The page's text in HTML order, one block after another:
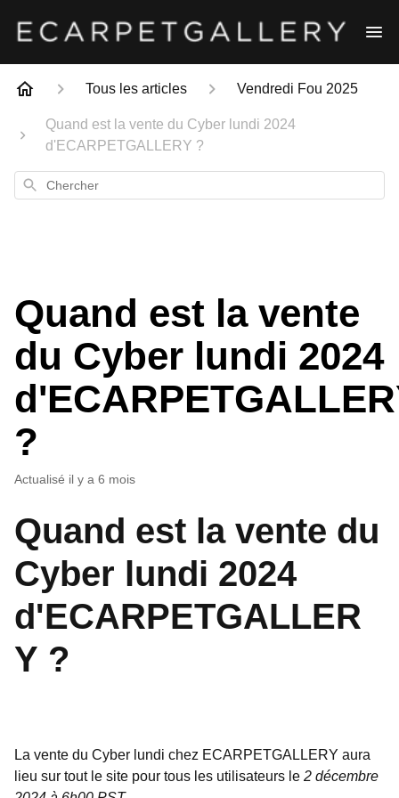
Tous les articles Vendredi Fou 2025
Quand est la vente du Cyber lundi 2024
d'ECARPETGALLERY ?
Chercher
Quand est la vente
du Cyber lundi 2024
?
Actualisé il y a 6 mois
Quand est la vente du
Cyber lundi 2024
d'ECARPETGALLER
Y ?
La vente du Cyber lundi chez ECARPETGALLERY aura
lieu sur tout le site pour tous les utilisateurs le 2 décembre